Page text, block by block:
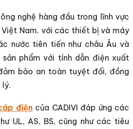
nghệ hàng đầu trong lĩnh vực
Nam, với các thiết bị và máy
nước tiên tiến như châu Âu và
sản phẩm với tính dẫn điện xuất
bảo an toàn tuyệt đối, đồng
lý.
điệncủa CADIVI đáp ứng các
UL, AS, BS, cũng như các tiêu